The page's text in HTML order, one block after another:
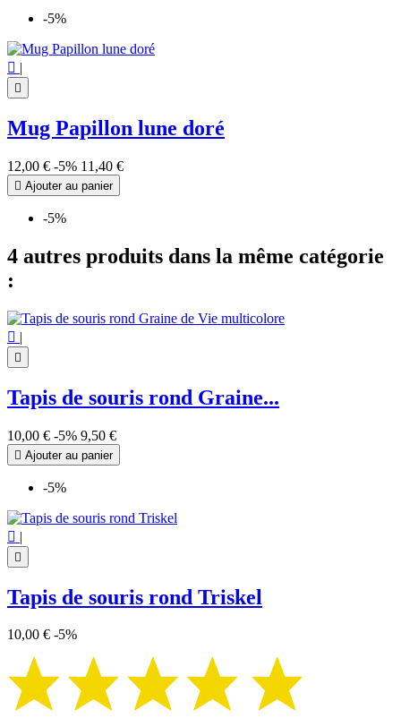
-5%
 |

Mug Papillon lune doré
12,00 € -5% 11,40 €
 Ajouter au panier
-5%
4 autres produits dans la même catégorie
:
 |

Tapis de souris rond Graine...
10,00 € -5% 9,50 €
 Ajouter au panier
-5%
 |

Tapis de souris rond Triskel
10,00 € -5%